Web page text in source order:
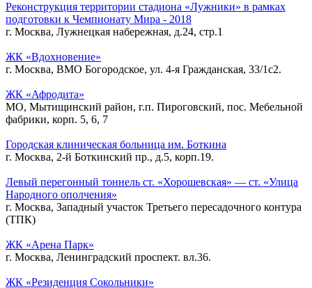
Реконструкция территории стадиона «Лужники» в рамках
подготовки к Чемпионату Мира - 2018
г. Москва, Лужнецкая набережная, д.24, стр.1
ЖК «Вдохновение»
г. Москва, ВМО Богородское, ул. 4-я Гражданская, 33/1с2.
ЖК «Афродита»
МО, Мытищинский район, г.п. Пироговский, пос. Мебельной
фабрики, корп. 5, 6, 7
Городская клиническая больница им. Боткина
г. Москва, 2-й Боткинский пр., д.5, корп.19.
Левый перегонный тоннель ст. «Хорошевская» — ст. «Улица
Народного ополчения»
г. Москва, Западный участок Третьего пересадочного контура
(ТПК)
ЖК «Арена Парк»
г. Москва, Ленинградский проспект. вл.36.
ЖК «Резиденция Сокольники»